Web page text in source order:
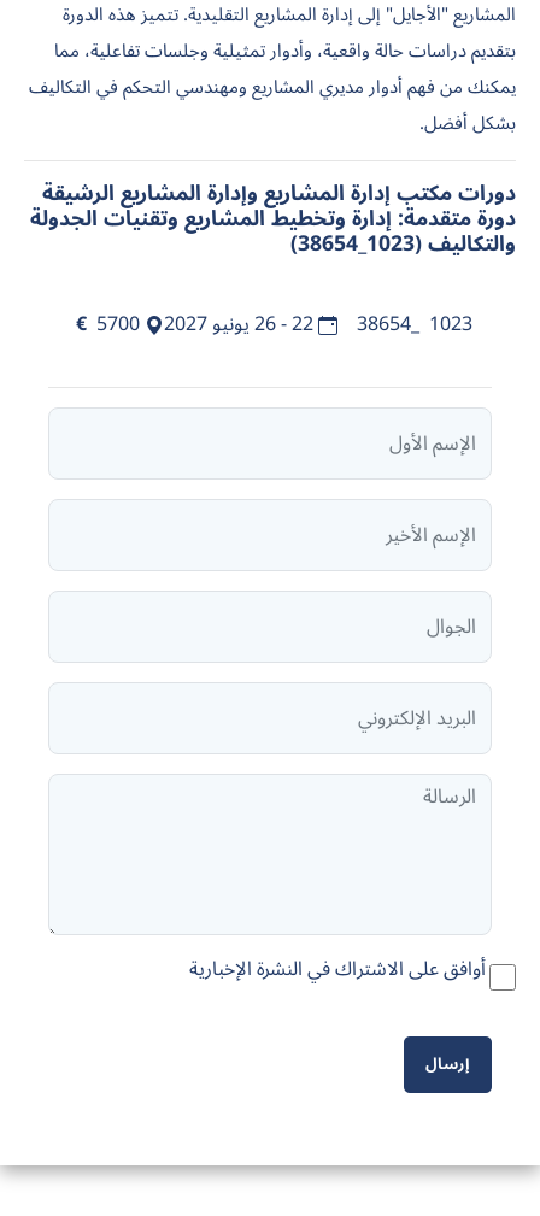
المشاريع "الأجايل" إلى إدارة المشاريع التقليدية. تتميز هذه الدورة
بتقديم دراسات حالة واقعية، وأدوار تمثيلية وجلسات تفاعلية، مما
يمكنك من فهم أدوار مديري المشاريع ومهندسي التحكم في التكاليف
بشكل أفضل.
دورات مكتب إدارة المشاريع وإدارة المشاريع الرشيقة
دورة متقدمة: إدارة وتخطيط المشاريع وتقنيات الجدولة
والتكاليف (1023_38654)
1023_38654 22 - 26 يونيو 2027 5700
€
أوافق على الاشتراك في النشرة الإخبارية